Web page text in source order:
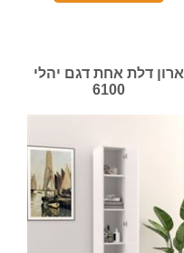
ארון דלת אחת דגם יהלי
6100